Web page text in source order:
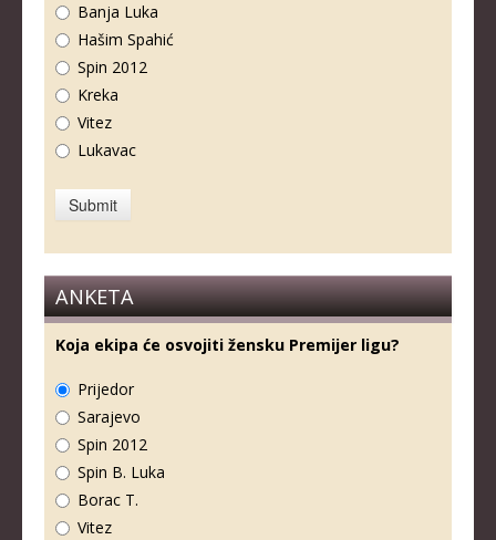
Banja Luka
Hašim Spahić
Spin 2012
Kreka
Vitez
Lukavac
ANKETA
Koja ekipa će osvojiti žensku Premijer ligu?
Prijedor
Sarajevo
Spin 2012
Spin B. Luka
Borac T.
Vitez